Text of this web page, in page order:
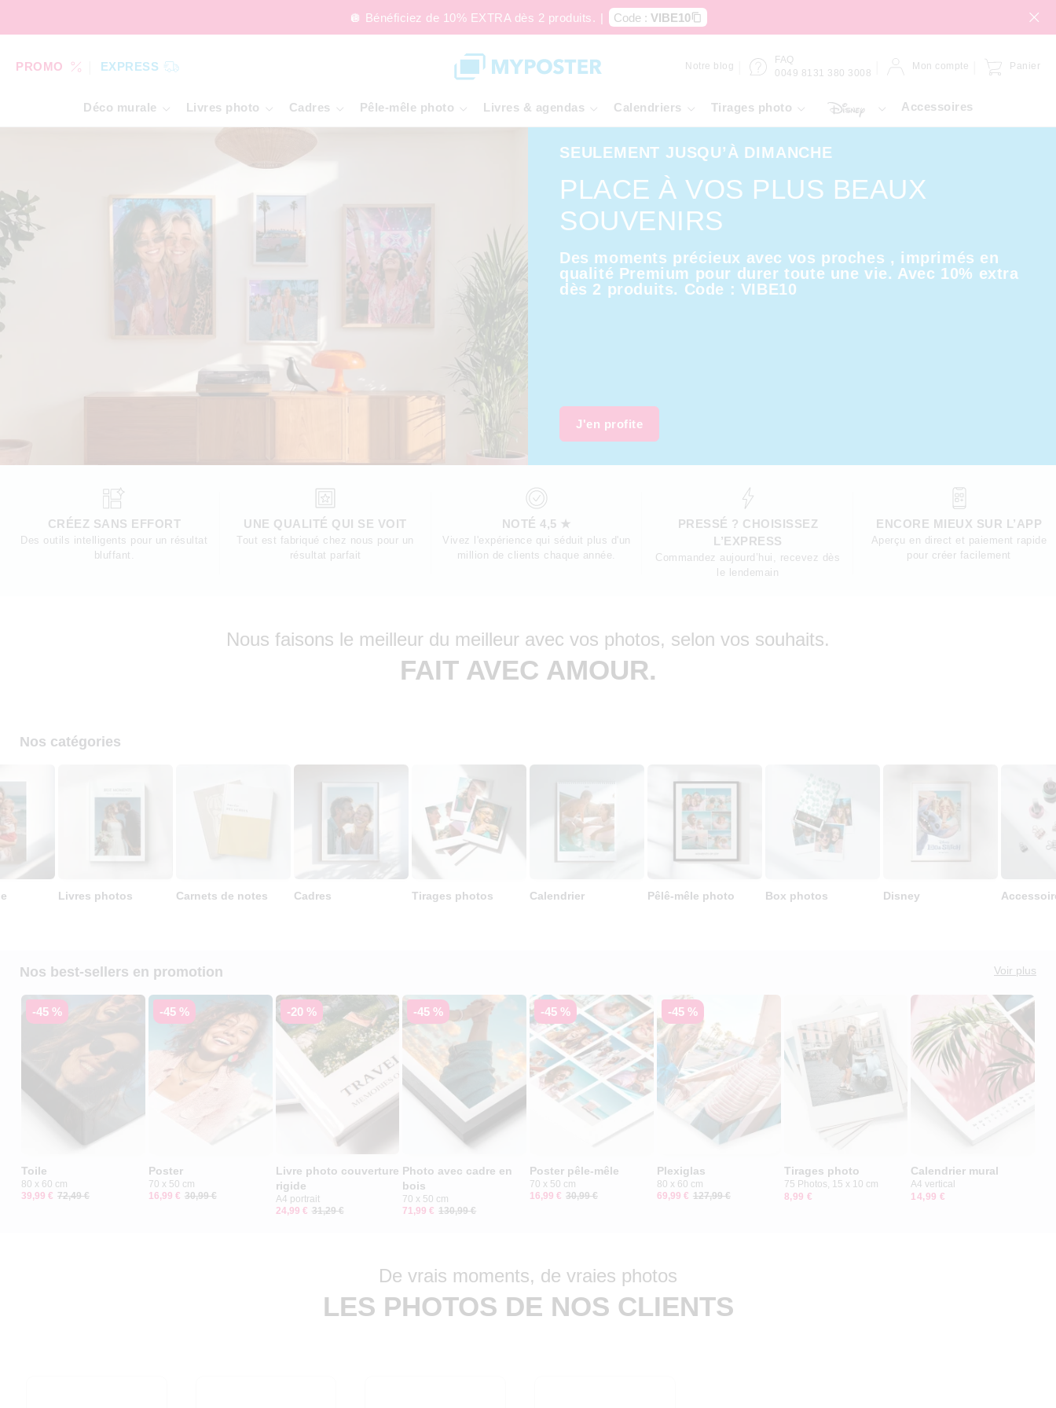
🪩 Bénéficiez de 10% EXTRA dès 2 produits. | Code : VIBE10
PROMO EXPRESS Notre blog
FAQ
0049 8131 380 3008
Mon compte Panier
Déco murale Livres photo Cadres Pêle-mêle photo Livres & agendas Calendriers Tirages photo Accessoires
SEULEMENT JUSQU’À DIMANCHE
PLACE À VOS PLUS BEAUX
SOUVENIRS
Des moments précieux avec vos proches , imprimés en
qualité Premium pour durer toute une vie. Avec 10% extra
dès 2 produits. Code : VIBE10
J'en profite
CRÉEZ SANS EFFORT
Des outils intelligents pour un résultat
bluffant.
UNE QUALITÉ QUI SE VOIT
Tout est fabriqué chez nous pour un
résultat parfait
NOTÉ 4,5 ★
Vivez l'expérience qui séduit plus d'un
million de clients chaque année.
PRESSÉ ? CHOISISSEZ
L’EXPRESS
Commandez aujourd’hui, recevez dès
le lendemain
ENCORE MIEUX SUR L’APP
Aperçu en direct et paiement rapide
pour créer facilement
Nous faisons le meilleur du meilleur avec vos photos, selon vos souhaits.
FAIT AVEC AMOUR.
Nos catégories
Livres photos Carnets de notes Cadres Tirages photos Calendrier Pêlê-mêle photo Box photos Disney
Nos best-sellers en promotion Voir plus
-45 %
Toile
80 x 60 cm
39,99 € 72,49 €
-45 %
Poster
70 x 50 cm
16,99 € 30,99 €
-20 %
Livre photo couverture
rigide
A4 portrait
24,99 € 31,29 €
-45 %
Photo avec cadre en
bois
70 x 50 cm
71,99 € 130,99 €
-45 %
Poster pêle-mêle
70 x 50 cm
16,99 € 30,99 €
-45 %
Plexiglas
80 x 60 cm
69,99 € 127,99 €
Tirages photo
75 Photos, 15 x 10 cm
8,99 €
Calendrier mural
A4 vertical
14,99 €
De vrais moments, de vraies photos
LES PHOTOS DE NOS CLIENTS